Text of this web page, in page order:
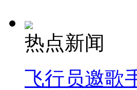
热点新闻
飞行员邀歌